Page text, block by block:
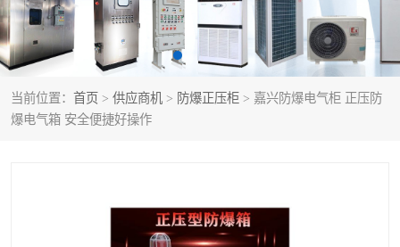
当前位置： 首页 > 供应商机 > 防爆正压柜 > 嘉兴防爆电气柜 正压防
爆电气箱 安全便捷好操作
防爆空调 防爆配电箱
防爆控制箱 防爆接线箱
防爆操作柱 防爆监视显示器